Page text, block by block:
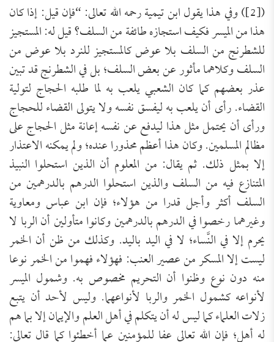
([2]) وفي هذا يقول ابن تيمية رحمه الله تعالى: “فإن قيل: إذا كان
هذا من الميسر فكيف استجازه طائفة من السلف؟ قيل له: المستجيز
للشطرنج من السلف بلا عوض كالمستجيز للنرد بلا عوض من
السلف وكلاهما مأثور عن بعض السلف؛ بل في الشطرنج قد تبين
عذر بعضهم كما كان الشعبي يلعب به لما طلبه الحجاج لتولية
القضاء. رأى أن يلعب به ليفسق نفسه ولا يتولى القضاء للحجاج
ورأى أن يحتمل مثل هذا ليدفع عن نفسه إعانة مثل الحجاج على
مظالم المسلمين. وكان هذا أعظم محذورا عنده؛ ولم يمكنه الاعتذار
إلا بمثل ذلك. ثم يقال: من المعلوم أن الذين استحلوا النبيذ
المتنازع فيه من السلف والذين استحلوا الدرهم بالدرهمين من
السلف أكثر وأجل قدرا من هؤلاء؛ فإن ابن عباس ومعاوية
وغيرهما رخصوا في الدرهم بالدرهمين وكانوا متأولين أن الربا لا
يحرم إلا في النَّساء؛ لا في اليد باليد. وكذلك من ظن أن الخمر
ليست إلا المسكر من عصير العنب: فهؤلاء فهموا من الخمر نوعا
منه دون نوع وظنوا أن التحريم مخصوص به. وشمول الميسر
لأنواعه كشمول الخمر والربا لأنواعهما. وليس لأحد أن يتبع
زلات العلماء كما ليس له أن يتكلم في أهل العلم والإيمان إلا بما هم
له أهل؛ فإن الله تعالى عفا للمؤمنين عما أخطئوا كما قال تعالى: